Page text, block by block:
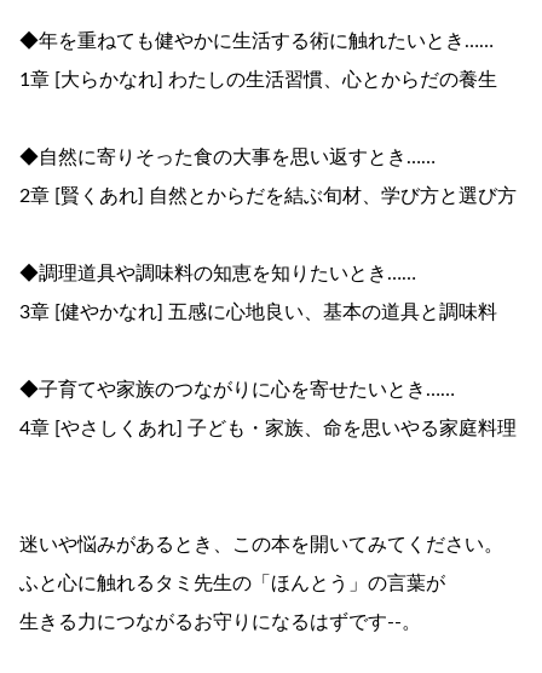
◆年を重ねても健やかに生活する術に触れたいとき……
1章 [大らかなれ] わたしの生活習慣、心とからだの養生
◆自然に寄りそった食の大事を思い返すとき……
2章 [賢くあれ] 自然とからだを結ぶ旬材、学び方と選び方
◆調理道具や調味料の知恵を知りたいとき……
3章 [健やかなれ] 五感に心地良い、基本の道具と調味料
◆子育てや家族のつながりに心を寄せたいとき……
4章 [やさしくあれ] 子ども・家族、命を思いやる家庭料理
迷いや悩みがあるとき、この本を開いてみてください。
ふと心に触れるタミ先生の「ほんとう」の言葉が
生きる力につながるお守りになるはずです--。